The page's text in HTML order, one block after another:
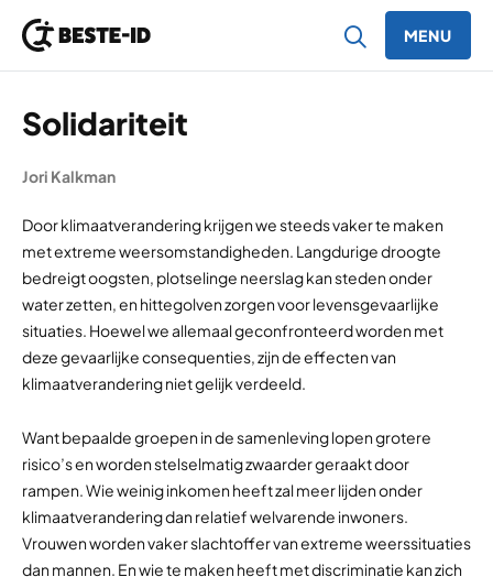
MENU
Solidariteit
Jori Kalkman
Door klimaatverandering krijgen we steeds vaker te maken
met extreme weersomstandigheden. Langdurige droogte
bedreigt oogsten, plotselinge neerslag kan steden onder
water zetten, en hittegolven zorgen voor levensgevaarlijke
situaties. Hoewel we allemaal geconfronteerd worden met
deze gevaarlijke consequenties, zijn de effecten van
klimaatverandering niet gelijk verdeeld.
Want bepaalde groepen in de samenleving lopen grotere
risico’s en worden stelselmatig zwaarder geraakt door
rampen. Wie weinig inkomen heeft zal meer lijden onder
klimaatverandering dan relatief welvarende inwoners.
Vrouwen worden vaker slachtoffer van extreme weerssituaties
dan mannen. En wie te maken heeft met discriminatie kan zich